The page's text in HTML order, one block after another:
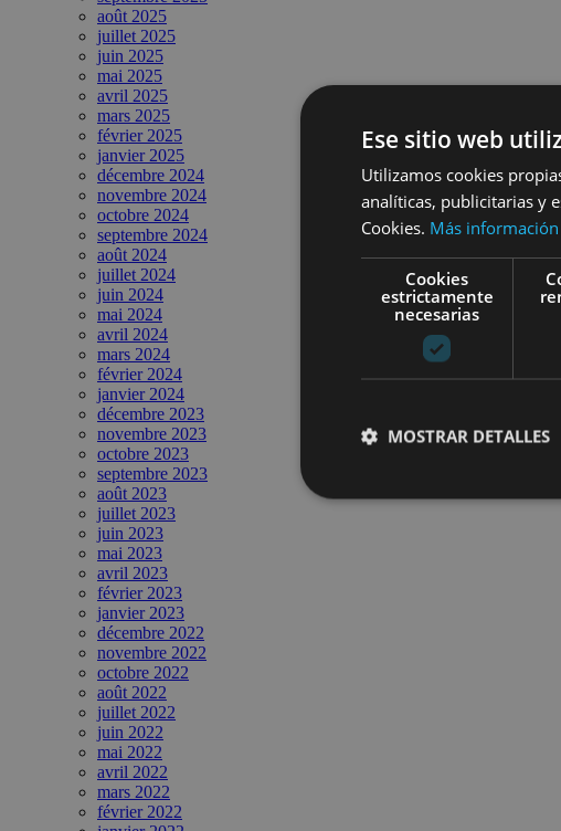
août 2025
juillet 2025
juin 2025
mai 2025
avril 2025
mars 2025
février 2025
janvier 2025
décembre 2024
novembre 2024
octobre 2024
septembre 2024
août 2024
juillet 2024
juin 2024
mai 2024
avril 2024
mars 2024
février 2024
janvier 2024
décembre 2023
novembre 2023
octobre 2023
septembre 2023
août 2023
juillet 2023
juin 2023
mai 2023
avril 2023
février 2023
janvier 2023
décembre 2022
novembre 2022
octobre 2022
août 2022
juillet 2022
juin 2022
mai 2022
avril 2022
mars 2022
février 2022
Ese sitio web
Utilizamos cookies
analíticas, publicitarias y
Cookies. Más información
Cookies
estrictamente
necesarias
MOSTRAR DETALLES